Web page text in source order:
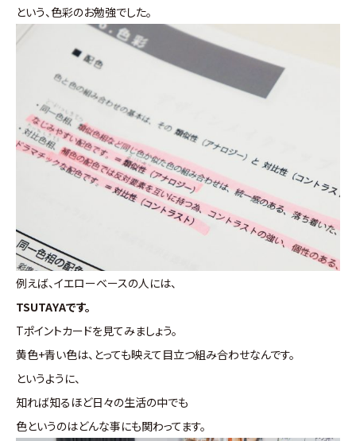
という、色彩のお勉強でした。
例えば、イエローベースの人には、
TSUTAYAです。
Tポイントカードを見てみましょう。
黄色+青い色は、とっても映えて目立つ組み合わせなんです。
というように、
知れば知るほど日々の生活の中でも
色というのはどんな事にも関わってます。